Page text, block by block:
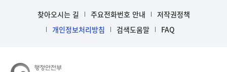
찾아오시는 길 주요전화번호 안내
저작권정책
개인정보처리방침
검색도움말 FAQ